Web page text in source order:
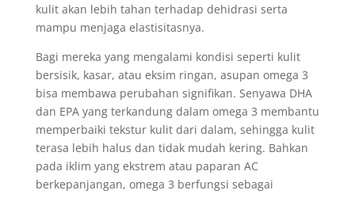
kulit akan lebih tahan terhadap dehidrasi serta
mampu menjaga elastisitasnya.
Bagi mereka yang mengalami kondisi seperti kulit
bersisik, kasar, atau eksim ringan, asupan omega 3
bisa membawa perubahan signifikan. Senyawa DHA
dan EPA yang terkandung dalam omega 3 membantu
memperbaiki tekstur kulit dari dalam, sehingga kulit
terasa lebih halus dan tidak mudah kering. Bahkan
pada iklim yang ekstrem atau paparan AC
berkepanjangan, omega 3 berfungsi sebagai